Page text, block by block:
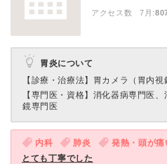
アクセス数 7月:
胃炎について
【診療・治療法】 胃カメラ（胃内視
【専門医・資格】 消化器病専門医、
鏡専門医
内科 肺炎 発熱・頭が痛
とても丁寧でした